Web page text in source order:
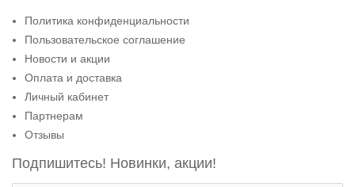
Политика конфиденциальности
Пользовательское соглашение
Новости и акции
Оплата и доставка
Личный кабинет
Партнерам
Отзывы
Подпишитесь! Новинки, акции!